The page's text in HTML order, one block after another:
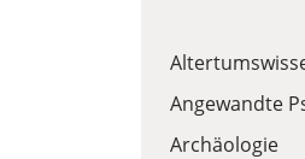
Angewandte
Archäologie